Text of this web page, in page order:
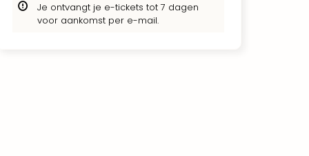
Je ontvangt je e-tickets tot 7 dagen
voor aankomst per e-mail.